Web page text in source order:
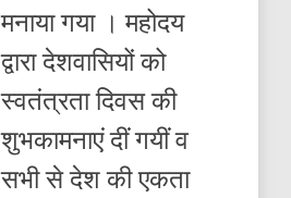
मनाया गया । महोदय
द्वारा देशवासियों को
स्वतंत्रता दिवस की
शुभकामनाएं दीं गयीं व
सभी से देश की एकता